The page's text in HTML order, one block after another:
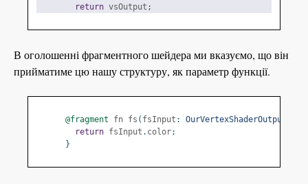
return vsOutput ;
В оголошенні фрагментного шейдера ми вказуємо, що він
прийматиме цю нашу структуру, як параметр функції.
@fragment fn fs ( fsInput : OurVertexShaderOutput
return fsInput . color;
}